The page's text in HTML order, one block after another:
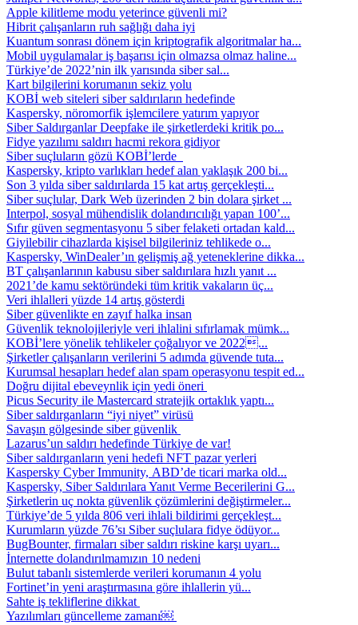
Apple kilitleme modu yeterince güvenli mi?
Hibrit çalışanların ruh sağlığı daha iyi
Kuantum sonrası dönem için kriptografik algoritmalar ha...
Mobil uygulamalar iş başarısı için olmazsa olmaz haline...
Türkiye’de 2022’nin ilk yarısında siber sal...
Kart bilgilerini korumanın sekiz yolu
KOBİ web siteleri siber saldırıların hedefinde
Kaspersky, nöromorfik işlemcilere yatırım yapıyor
Siber Saldırganlar Deepfake ile şirketlerdeki kritik po...
Fidye yazılımı saldırı hacmi rekora gidiyor
Siber suçluların gözü KOBİ’lerde
Kaspersky, kripto varlıkları hedef alan yaklaşık 200 bi...
Son 3 yılda siber saldırılarda 15 kat artış gerçekleşti...
Siber suçlular, Dark Web üzerinden 2 bin dolara şirket ...
Interpol, sosyal mühendislik dolandırıcılığı yapan 100’...
Sıfır güven segmentasyonu 5 siber felaketi ortadan kald...
Giyilebilir cihazlarda kişisel bilgileriniz tehlikede o...
Kaspersky, WinDealer’ın gelişmiş ağ yeteneklerine dikka...
BT çalışanlarının kabusu siber saldırılara hızlı yanıt ...
2021’de kamu sektöründeki tüm kritik vakaların üç...
Veri ihlalleri yüzde 14 artış gösterdi
Siber güvenlikte en zayıf halka insan
Güvenlik teknolojileriyle veri ihlalini sıfırlamak mümk...
KOBİ’lere yönelik tehlikeler çoğalıyor ve 2022...
Şirketler çalışanların verilerini 5 adımda güvende tuta...
Kurumsal hesapları hedef alan spam operasyonu tespit ed...
Doğru dijital ebeveynlik için yedi öneri
Picus Security ile Mastercard stratejik ortaklık yaptı...
Siber saldırganların “iyi niyet” virüsü
Savaşın gölgesinde siber güvenlik
Lazarus’un saldırı hedefinde Türkiye de var!
Siber saldırganların yeni hedefi NFT pazar yerleri
Kaspersky Cyber Immunity, ABD’de ticari marka old...
Kaspersky, Siber Saldırılara Yanıt Verme Becerilerini G...
Şirketlerin uç nokta güvenlik çözümlerini değiştirmeler...
Türkiye’de 5 yılda 806 veri ihlali bildirimi gerçekleşt...
Kurumların yüzde 76’sı Siber suçlulara fidye ödüyor...
BugBounter, firmaları siber saldırı riskine karşı uyarı...
İnternette dolandırılmamızın 10 nedeni
Bulut tabanlı sistemlerde verileri korumanın 4 yolu
Fortinet’in yeni araştırmasına göre ihlallerin yü...
Sahte iş tekliflerine dikkat
Yazılımları güncelleme zamanı￼